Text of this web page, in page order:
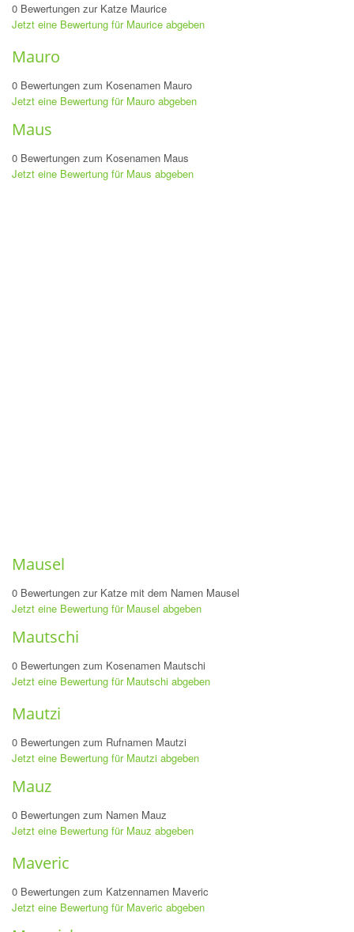
0 Bewertungen zur Katze Maurice
Jetzt eine Bewertung für Maurice abgeben
Mauro
0 Bewertungen zum Kosenamen Mauro
Jetzt eine Bewertung für Mauro abgeben
Maus
0 Bewertungen zum Kosenamen Maus
Jetzt eine Bewertung für Maus abgeben
Mausel
0 Bewertungen zur Katze mit dem Namen Mausel
Jetzt eine Bewertung für Mausel abgeben
Mautschi
0 Bewertungen zum Kosenamen Mautschi
Jetzt eine Bewertung für Mautschi abgeben
Mautzi
0 Bewertungen zum Rufnamen Mautzi
Jetzt eine Bewertung für Mautzi abgeben
Mauz
0 Bewertungen zum Namen Mauz
Jetzt eine Bewertung für Mauz abgeben
Maveric
0 Bewertungen zum Katzennamen Maveric
Jetzt eine Bewertung für Maveric abgeben